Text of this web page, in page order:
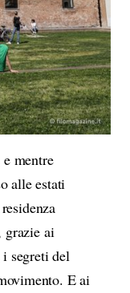
mentre
alle estati
grazie ai
segreti del
E ai